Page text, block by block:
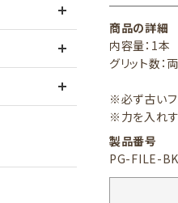
商品の詳細
内容量：1本
グリット数：
※必ず古いフ
※力を入れす
製品番号
PG-FILE-